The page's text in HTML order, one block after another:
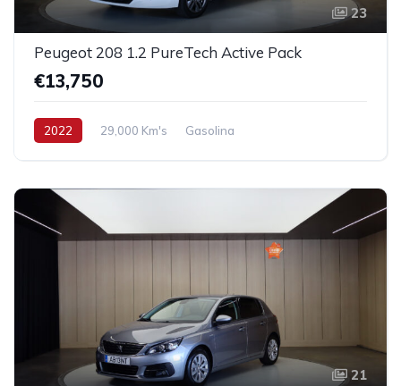
23
Peugeot 208 1.2 PureTech Active Pack
€13,750
2022 29,000 Km's Gasolina
21